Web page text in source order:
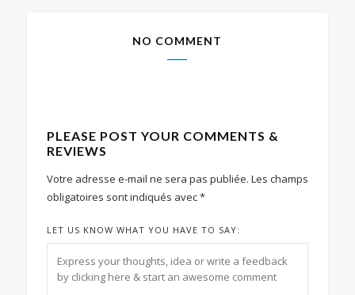
NO COMMENT
PLEASE POST YOUR COMMENTS &
REVIEWS
Votre adresse e-mail ne sera pas publiée. Les champs
obligatoires sont indiqués avec*
LET US KNOW WHAT YOU HAVE TO SAY: